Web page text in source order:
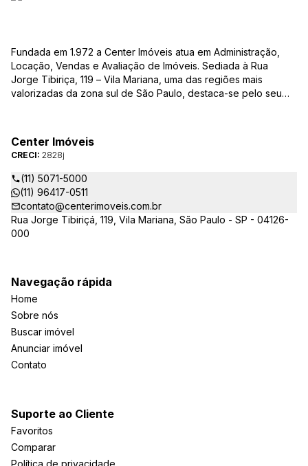
Fundada em 1.972 a Center Imóveis atua em Administração,
Locação, Vendas e Avaliação de Imóveis. Sediada à Rua
Jorge Tibiriça, 119 – Vila Mariana, uma das regiões mais
valorizadas da zona sul de São Paulo, destaca-se pelo seu
atuantes imobiliárias da região, credenciada junto ao Conselho
Regional dos Corretores de Imóveis (CRECI) e associada ao
Sindicato das Empresas de Compra, Venda, Locação e
Administração de Imóveis Residenciais e Comerciais de São
Paulo (SECOVI).
Center Imóveis
CRECI: 2828j
(11) 5071-5000
(11) 96417-0511
contato@centerimoveis.com.br
Rua Jorge Tibiriçá, 119, Vila Mariana, São Paulo - SP - 04126-
000
Navegação rápida
Home
Sobre nós
Buscar imóvel
Anunciar imóvel
Contato
Suporte ao Cliente
Favoritos
Comparar
Política de privacidade